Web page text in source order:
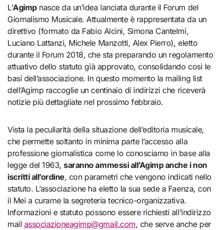
L’Agimpnasce da un’idea lanciata durante il Forum del
Giornalismo Musicale. Attualmente è rappresentata da un
direttivo (formato da Fabio Alcini, Simona Cantelmi,
Luciano Lattanzi, Michele Manzotti, Alex Pierro), eletto
durante il Forum 2018, che sta preparando un regolamento
attuativo dello statuto già approvato, consolidando così le
basi dell’associazione. In questo momento la mailing list
dell’Agimp raccoglie un centinaio di indirizzi che riceverà
notizie più dettagliate nel prossimo febbraio.
Vista la peculiarità della situazione dell’editoria musicale,
che permette soltanto in minima parte l’accesso alla
professione giornalistica come lo conosciamo in base alla
legge del 1963,saranno ammessi all’Agimp anche i non
iscritti all’ordine, con parametri che vengono indicati nello
statuto. L’associazione ha eletto la sua sede a Faenza, con
il Mei a curarne la segreteria tecnico-organizzativa.
Informazioni e statuto possono essere richiesti all’indirizzo
mail associazioneagimp@gmail.com, che serve anche per